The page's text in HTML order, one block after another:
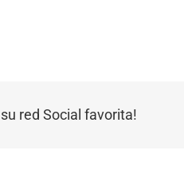
red Social favorita!